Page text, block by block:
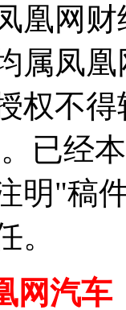
凰网
属凤
权不
已经
明"稿
。
网汽车